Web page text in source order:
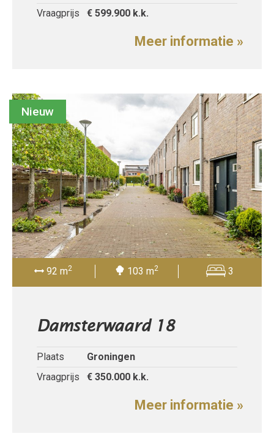
Vraagprijs
€ 599.900 k.k.
Meer informatie »
92 m2 103 m2 3
Damsterwaard 18
Plaats
Groningen
Vraagprijs
€ 350.000 k.k.
Meer informatie »
Nieuw